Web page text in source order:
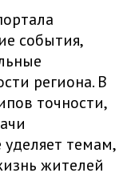
события,
региона. В
точности,
темам,
жителей